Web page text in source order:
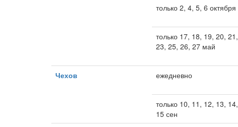
только 2, 4, 5, 6 октября
только 17, 18, 19, 20, 21,
23, 25, 26, 27 май
Чехов ежедневно
только 10, 11, 12, 13, 14,
15 сен